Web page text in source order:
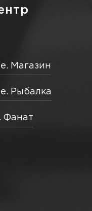
Магазин
Рыбалка
Фанат